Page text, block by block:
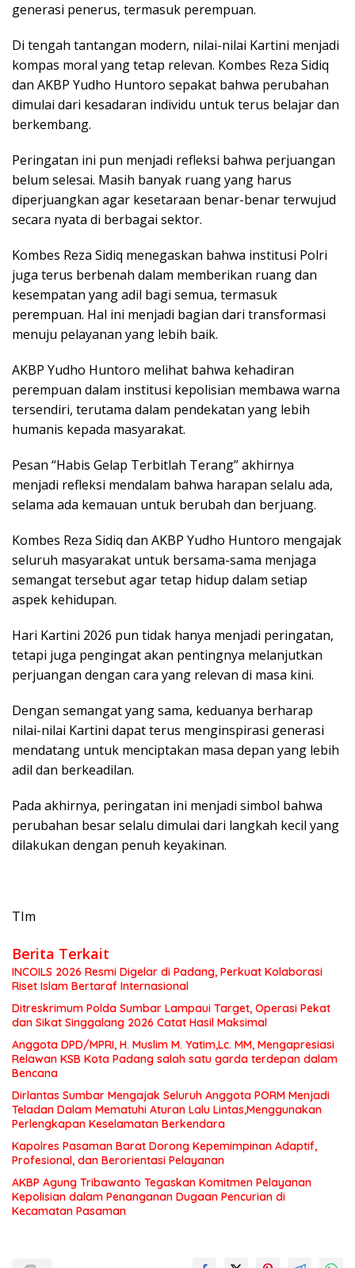
generasi penerus, termasuk perempuan.
Di tengah tantangan modern, nilai-nilai Kartini menjadi
kompas moral yang tetap relevan. Kombes Reza Sidiq
dan AKBP Yudho Huntoro sepakat bahwa perubahan
dimulai dari kesadaran individu untuk terus belajar dan
berkembang.
Peringatan ini pun menjadi refleksi bahwa perjuangan
belum selesai. Masih banyak ruang yang harus
diperjuangkan agar kesetaraan benar-benar terwujud
secara nyata di berbagai sektor.
Kombes Reza Sidiq menegaskan bahwa institusi Polri
juga terus berbenah dalam memberikan ruang dan
kesempatan yang adil bagi semua, termasuk
perempuan. Hal ini menjadi bagian dari transformasi
menuju pelayanan yang lebih baik.
AKBP Yudho Huntoro melihat bahwa kehadiran
perempuan dalam institusi kepolisian membawa warna
tersendiri, terutama dalam pendekatan yang lebih
humanis kepada masyarakat.
Pesan “Habis Gelap Terbitlah Terang” akhirnya
menjadi refleksi mendalam bahwa harapan selalu ada,
selama ada kemauan untuk berubah dan berjuang.
Kombes Reza Sidiq dan AKBP Yudho Huntoro mengajak
seluruh masyarakat untuk bersama-sama menjaga
semangat tersebut agar tetap hidup dalam setiap
aspek kehidupan.
Hari Kartini 2026 pun tidak hanya menjadi peringatan,
tetapi juga pengingat akan pentingnya melanjutkan
perjuangan dengan cara yang relevan di masa kini.
Dengan semangat yang sama, keduanya berharap
nilai-nilai Kartini dapat terus menginspirasi generasi
mendatang untuk menciptakan masa depan yang lebih
adil dan berkeadilan.
Pada akhirnya, peringatan ini menjadi simbol bahwa
perubahan besar selalu dimulai dari langkah kecil yang
dilakukan dengan penuh keyakinan.
TIm
Berita Terkait
INCOILS 2026 Resmi Digelar di Padang, Perkuat Kolaborasi
Riset Islam Bertaraf Internasional
Ditreskrimum Polda Sumbar Lampaui Target, Operasi Pekat
dan Sikat Singgalang 2026 Catat Hasil Maksimal
Anggota DPD/MPRI, H. Muslim M. Yatim,Lc. MM, Mengapresiasi
Relawan KSB Kota Padang salah satu garda terdepan dalam
Bencana
Dirlantas Sumbar Mengajak Seluruh Anggota PORM Menjadi
Teladan Dalam Mematuhi Aturan Lalu Lintas,Menggunakan
Perlengkapan Keselamatan Berkendara
Kapolres Pasaman Barat Dorong Kepemimpinan Adaptif,
Profesional, dan Berorientasi Pelayanan
AKBP Agung Tribawanto Tegaskan Komitmen Pelayanan
Kepolisian dalam Penanganan Dugaan Pencurian di
Kecamatan Pasaman